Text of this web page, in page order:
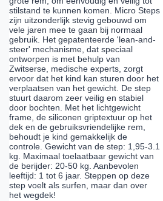
stilstand te kunnen komen. Micro Steps
zijn uitzonderlijk stevig gebouwd om
vele jaren mee te gaan bij normaal
gebruik. Het gepatenteerde 'lean-and-
steer' mechanisme, dat speciaal
ontworpen is met behulp van
Zwitserse, medische experts, zorgt
ervoor dat het kind kan sturen door het
verplaatsen van het gewicht. De step
stuurt daarom zeer veilig en stabiel
door bochten. Met het lichtgewicht
frame, de siliconen griptextuur op het
dek en de gebruiksvriendelijke rem,
behoudt je kind gemakkelijk de
controle. Gewicht van de step: 1,95-3.1
kg. Maximaal toelaatbaar gewicht van
de berijder: 20-50 kg. Aanbevolen
leeftijd: 1 tot 6 jaar. Steppen op deze
step voelt als surfen, maar dan over
het wegdek!